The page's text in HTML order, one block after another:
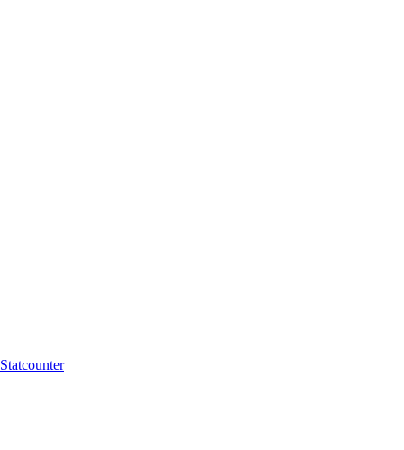
Statcounter